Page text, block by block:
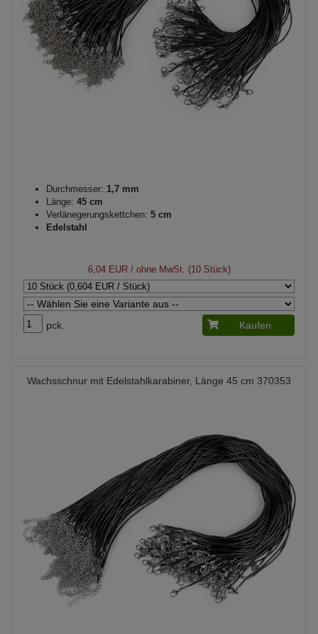
Durchmesser: 1,7 mm
Länge: 45 cm
Verlänegerungskettchen: 5 cm
Edelstahl
6,04 EUR/ ohne MwSt. (10 Stück)
pck. Kaufen
Wachsschnur mit Edelstahlkarabiner, Länge 45 cm 370353